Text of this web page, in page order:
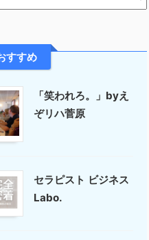
すすめ
「笑われろ。」byえ
ぞリハ菅原
セラピスト ビジネス
Labo.